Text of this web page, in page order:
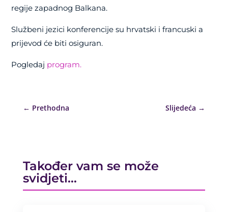
regije zapadnog Balkana.
Službeni jezici konferencije su hrvatski i francuski a
prijevod će biti osiguran.
Pogledaj program.
← Prethodna Slijedeća →
Također vam se može
svidjeti…